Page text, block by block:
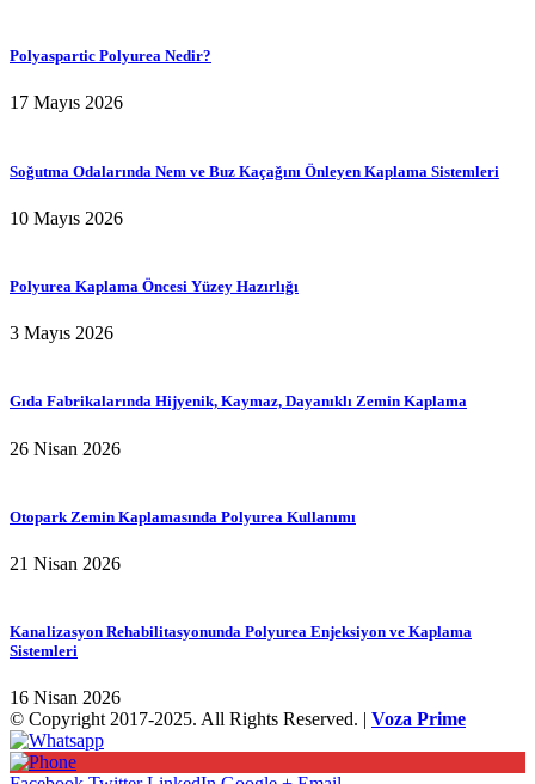
Polyaspartic Polyurea Nedir?
17 Mayıs 2026
Soğutma Odalarında Nem ve Buz Kaçağını Önleyen Kaplama Sistemleri
10 Mayıs 2026
Polyurea Kaplama Öncesi Yüzey Hazırlığı
3 Mayıs 2026
Gıda Fabrikalarında Hijyenik, Kaymaz, Dayanıklı Zemin Kaplama
26 Nisan 2026
Otopark Zemin Kaplamasında Polyurea Kullanımı
21 Nisan 2026
Kanalizasyon Rehabilitasyonunda Polyurea Enjeksiyon ve Kaplama
Sistemleri
16 Nisan 2026
© Copyright 2017-2025. All Rights Reserved. | Voza Prime